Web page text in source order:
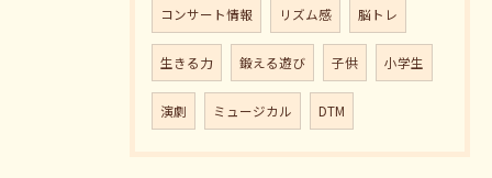
コンサート情報 リズム感 脳トレ
生きる力 鍛える遊び 子供 小学生
演劇 ミュージカル DTM